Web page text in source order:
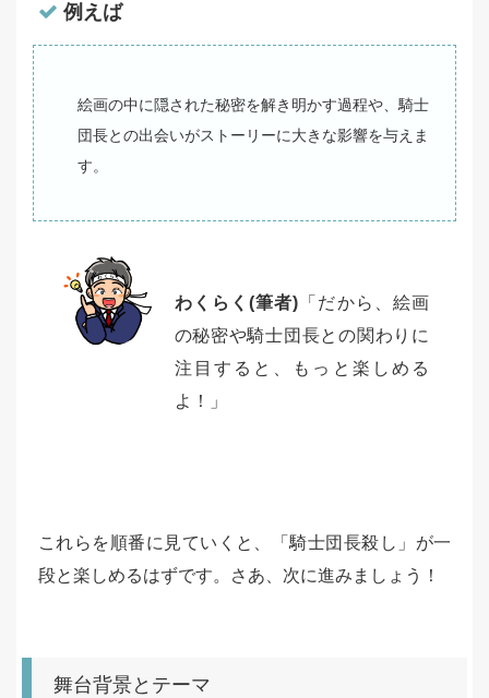
例えば
絵画の中に隠された秘密を解き明かす過程や、騎士
団長との出会いがストーリーに大きな影響を与えま
す。
わくらく(筆者) 「だから、絵画
の秘密や騎士団長との関わりに
注目すると、もっと楽しめる
よ！」
これらを順番に見ていくと、「騎士団長殺し」が一
段と楽しめるはずです。さあ、次に進みましょう！
舞台背景とテーマ